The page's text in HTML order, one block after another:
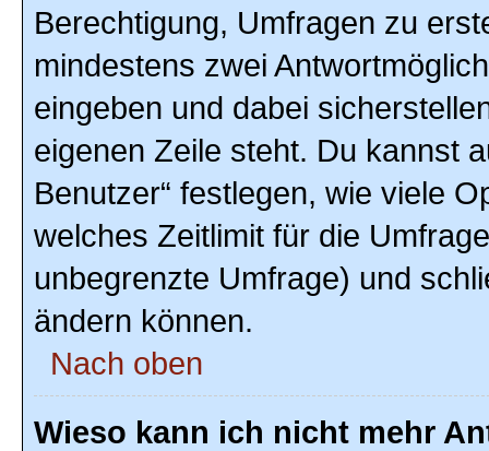
Berechtigung, Umfragen zu
mindestens zwei
eingeben und dabei
eigenen Zeile steht. Du kannst
Benutzer“ festlegen, wie viele
welches Zeitlimit für die
unbegrenzte Umfrage) und
ändern können.
Nach oben
Wieso kann ich nicht mehr